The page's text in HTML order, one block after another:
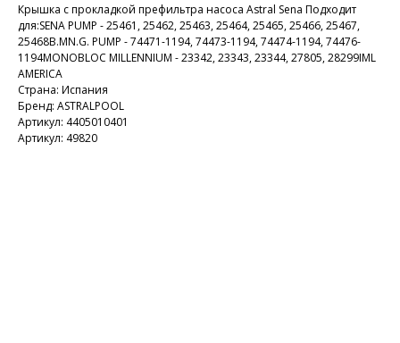
Крышка с прокладкой префильтра насоса Astral Sena Подходит
для:SENA PUMP - 25461, 25462, 25463, 25464, 25465, 25466, 25467,
25468B.MN.G. PUMP - 74471-1194, 74473-1194, 74474-1194, 74476-
1194MONOBLOC MILLENNIUM - 23342, 23343, 23344, 27805, 28299IML
AMERICA
Страна: Испания
Бренд: ASTRALPOOL
Артикул: 4405010401
Артикул: 49820